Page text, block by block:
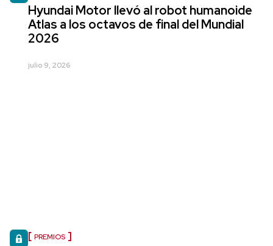
Hyundai Motor llevó al robot humanoide
Atlas a los octavos de final del Mundial
2026
julio 9, 2026
PREMIOS